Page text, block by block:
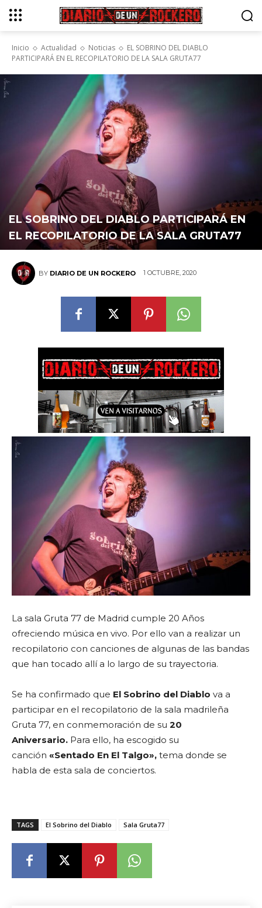
Inicio Actualidad Noticias
EL SOBRINO DEL DIABLO
PARTICIPARÁ EN EL RECOPILATORIO DE LA SALA GRUTA77
EL SOBRINO DEL DIABLO PARTICIPARÁ EN
EL RECOPILATORIO DE LA SALA GRUTA77
BY DIARIO DE UN ROCKERO 1 OCTUBRE, 2020
La sala Gruta 77 de Madrid cumple 20 Años
ofreciendo música en vivo. Por ello van a realizar un
recopilatorio con canciones de algunas de las bandas
que han tocado allí a lo largo de su trayectoria.
Se ha confirmado que El Sobrino del Diablo va a
participar en el recopilatorio de la sala madrileña
Gruta 77, en conmemoración de su 20
Aniversario. Para ello, ha escogido su
canción «Sentado En El Talgo», tema donde se
habla de esta sala de conciertos.
TAGS El Sobrino del Diablo Sala Gruta77